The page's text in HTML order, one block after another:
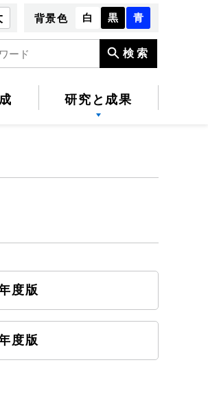
背景色 白 黒 青
検索
研究と成果
度版
度版